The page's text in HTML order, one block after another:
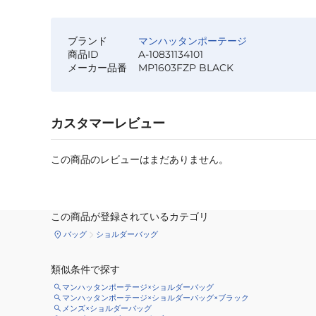
ブランド
マンハッタンポーテージ
商品ID
A-10831134101
メーカー品番
MP1603FZP BLACK
カスタマーレビュー
この商品のレビューはまだありません。
この商品が登録されているカテゴリ
バッグ ショルダーバッグ
類似条件で探す
マンハッタンポーテージ×ショルダーバッグ
マンハッタンポーテージ×ショルダーバッグ×ブラック
メンズ×ショルダーバッグ